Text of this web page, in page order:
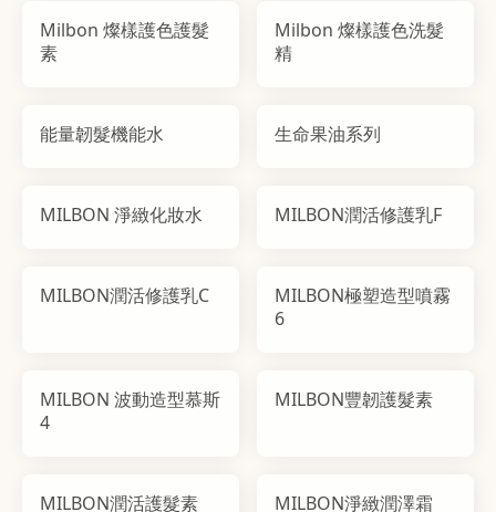
Milbon 燦樣護色護髮
素
Milbon 燦樣護色洗髮
精
能量韌髮機能水 生命果油系列
MILBON 淨緻化妝水 MILBON潤活修護乳F
MILBON潤活修護乳C
MILBON極塑造型噴霧
6
MILBON 波動造型慕斯
4
MILBON豐韌護髮素
MILBON潤活護髮素 MILBON淨緻潤澤霜